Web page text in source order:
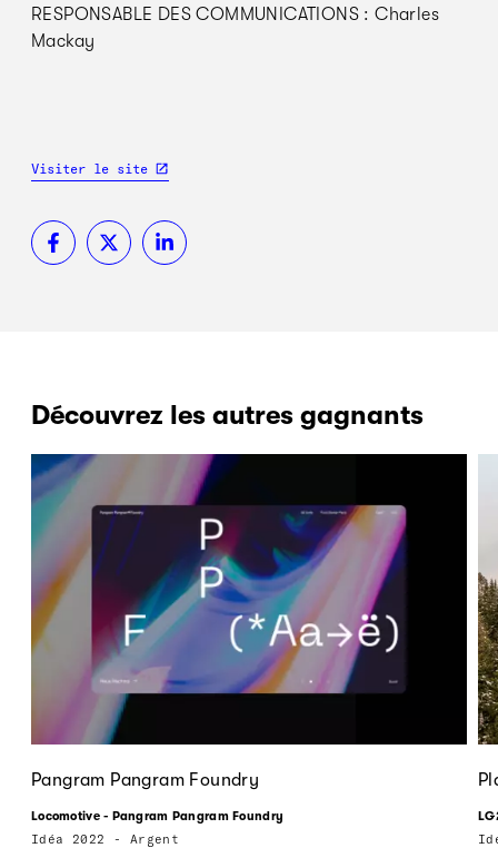
RESPONSABLE DES COMMUNICATIONS : Charles
Mackay
Visiter le site
Découvrez les autres gagnants
Pangram Pangram Foundry
Locomotive - Pangram Pangram Foundry
Idéa 2022 - Argent